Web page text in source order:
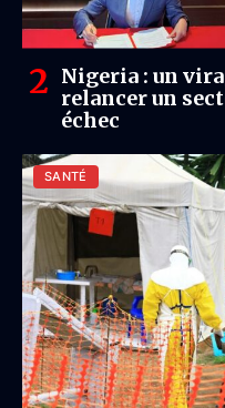
Nigeria : un
relancer un
échec
SANTÉ